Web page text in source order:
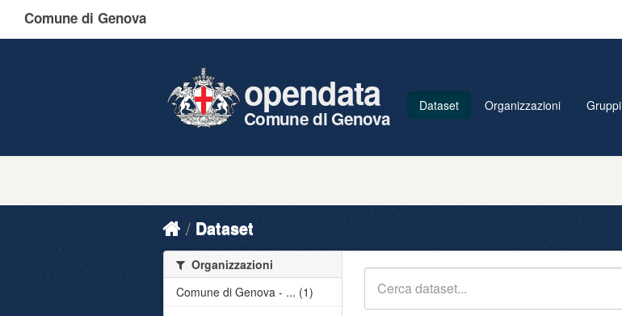
Comune di Genova
opendata
Comune di Genova
Dataset Organizzazioni Gruppi
Dataset
Organizzazioni
Comune di Genova - ... (1)